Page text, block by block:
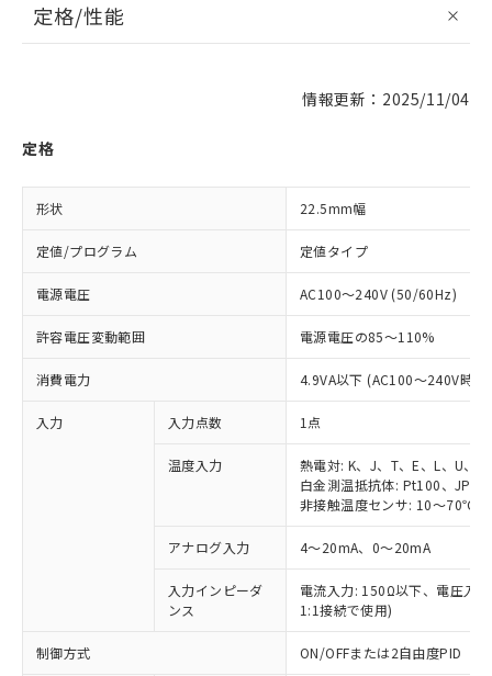
定格/性能
情報更新：2025/11/04
定格
形状 22.5mm幅
定値/プログラム 定値タイプ
電源電圧 AC100～240V (50/60Hz)
許容電圧変動範囲 電源電圧の85～110%
消費電力 4.9VA以下 (AC100～240V時)
入力 入力点数 1点
温度入力
熱電対: K、J、T、E、L、U、
白金測温抵抗体: Pt100、
非接触温度センサ: 10～70℃
アナログ入力 4～20mA、0～20mA
入力インピーダ
ンス
電流入力: 150Ω以下、電圧入
1:1接続で使用)
制御方式 ON/OFFまたは2自由度PID（